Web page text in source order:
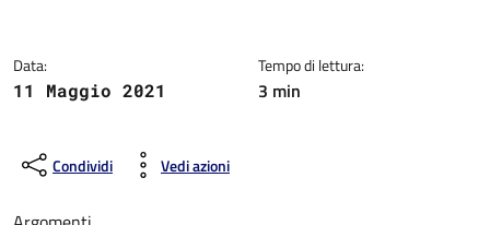
Data:
11 Maggio 2021
Tempo di lettura:
3 min
Condividi Vedi azioni